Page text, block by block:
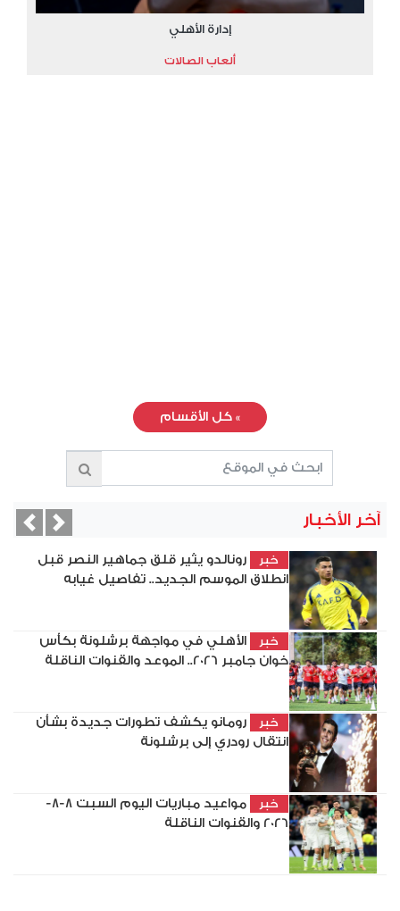
إدارة الأهلي
ألعاب الصالات
» كل الأقسام
آخر الأخبار
خبر
رونالدو يثير قلق جماهير النصر قبل
انطلاق الموسم الجديد.. تفاصيل غيابه
خبر
الأهلي في مواجهة برشلونة بكأس
خوان جامبر 2026.. الموعد والقنوات الناقلة
خبر
رومانو يكشف تطورات جديدة بشأن
انتقال رودري إلى برشلونة
خبر
مواعيد مباريات اليوم السبت 8-8-
2026 والقنوات الناقلة
Next